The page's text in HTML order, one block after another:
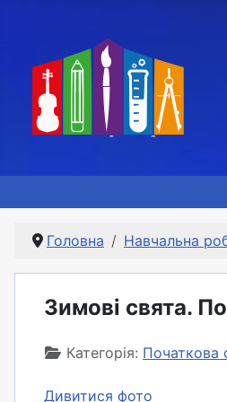
Головна Навчальна
Зимові свята.
Категорія: Початкова
Дивитися фото